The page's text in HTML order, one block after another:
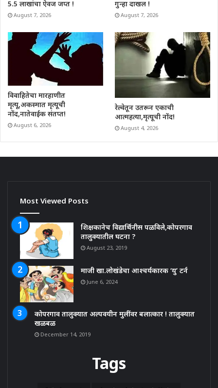
5.5 लाखांचा ऐवज जप्त !
August 7, 2026
गुन्हा दाखल !
August 7, 2026
विवाहितेचा मारहाणीत
मृत्यू,अकस्मात मृत्यूची
नोंद,नातेवाईक संतप्त!
August 6, 2026
रेल्वेतून उतरून एकाची
आत्महत्या,मृत्यूची नोंद!
August 4, 2026
Most Viewed Posts
शिक्षकानेच विद्यार्थिनीस पळविले,कोपरगाव
तालुक्यातील घटना ?
August 23, 2019
माजी खा.लोखंडेचा आश्चर्यकारक ‘यु’ टर्न
June 6, 2024
कोपरगाव तालुक्यात अल्पवयीन मुलींवर बलात्कार ! तालुक्यात
खळबळ
December 14, 2019
Tags